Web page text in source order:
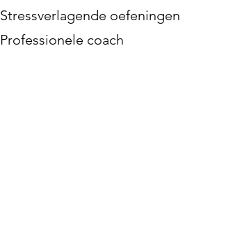
Stressverlagende oefeningen
Professionele coach